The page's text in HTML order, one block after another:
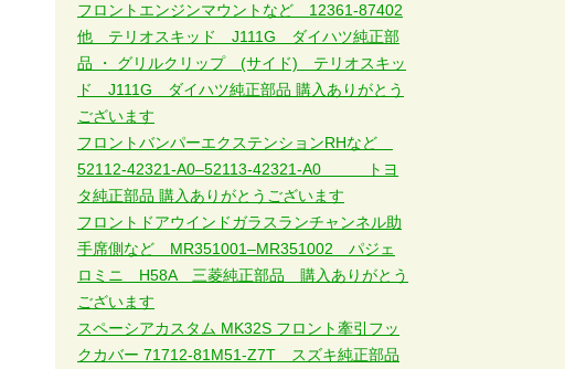
フロントエンジンマウントなど 12361-87402
他 テリオスキッド J111G ダイハツ純正部
品 ・ グリルクリップ (サイド) テリオスキッ
ド J111G ダイハツ純正部品 購入ありがとう
ございます
フロントバンパーエクステンションRHなど
52112-42321-A0–52113-42321-A0 トヨ
タ純正部品 購入ありがとうございます
フロントドアウインドガラスランチャンネル助
手席側など MR351001–MR351002 パジェ
ロミニ H58A 三菱純正部品 購入ありがとう
ございます
スペーシアカスタム MK32S フロント牽引フッ
クカバー 71712-81M51-Z7T スズキ純正部品